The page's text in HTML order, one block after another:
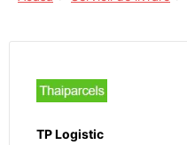
TP Logistic